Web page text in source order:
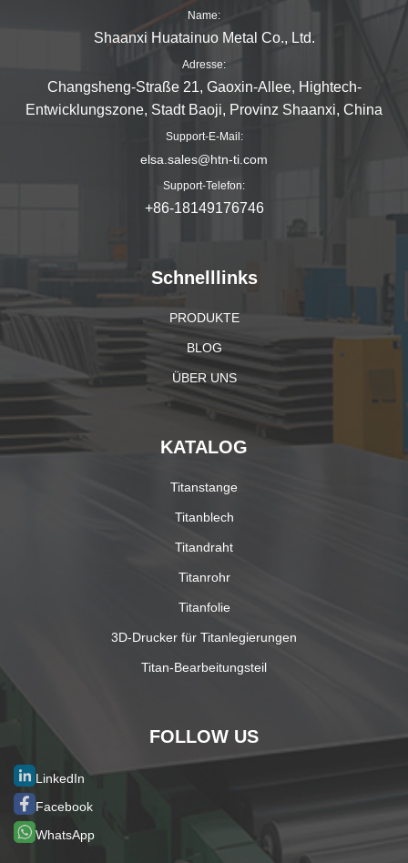
Name:
Shaanxi Huatainuo Metal Co., Ltd.
Adresse:
Changsheng-Straße 21, Gaoxin-Allee, Hightech-
Entwicklungszone, Stadt Baoji, Provinz Shaanxi, China
Support-E-Mail:
elsa.sales@htn-ti.com
Support-Telefon:
+86-18149176746
Schnelllinks
PRODUKTE
BLOG
ÜBER UNS
KATALOG
Titanstange
Titanblech
Titandraht
Titanrohr
Titanfolie
3D-Drucker für Titanlegierungen
Titan-Bearbeitungsteil
FOLLOW US
LinkedIn
Facebook
WhatsApp